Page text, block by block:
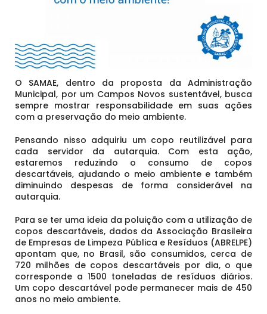
O SAMAE, dentro da proposta da Administração
Municipal, por um Campos Novos sustentável, busca
sempre mostrar responsabilidade em suas ações
com a preservação do meio ambiente.
Pensando nisso adquiriu um copo reutilizável para
cada servidor da autarquia. Com esta ação,
estaremos reduzindo o consumo de copos
descartáveis, ajudando o meio ambiente e também
diminuindo despesas de forma considerável na
autarquia.
Para se ter uma ideia da poluição com a utilização de
copos descartáveis, dados da Associação Brasileira
de Empresas de Limpeza Pública e Resíduos (ABRELPE)
apontam que, no Brasil, são consumidos, cerca de
720 milhões de copos descartáveis por dia, o que
corresponde a 1500 toneladas de resíduos diários.
Um copo descartável pode permanecer mais de 450
anos no meio ambiente.